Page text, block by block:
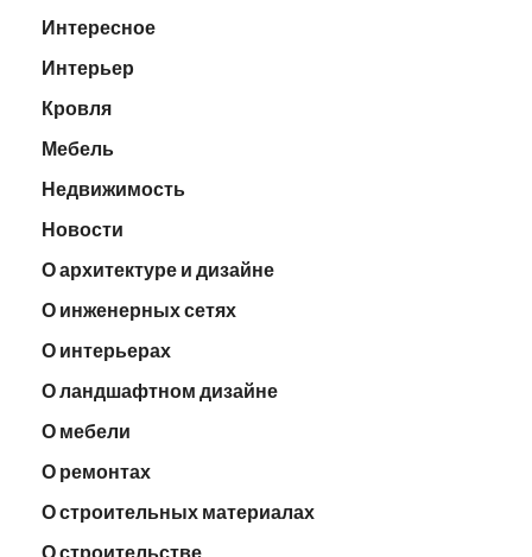
Интересное
Интерьер
Кровля
Мебель
Недвижимость
Новости
О архитектуре и дизайне
О инженерных сетях
О интерьерах
О ландшафтном дизайне
О мебели
О ремонтах
О строительных материалах
О строительстве